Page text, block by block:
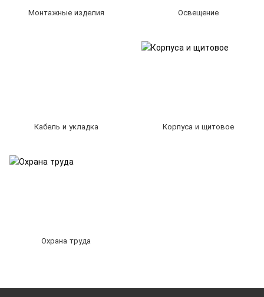
Монтажные изделия Освещение
Кабель и укладка Корпуса и щитовое
Охрана труда